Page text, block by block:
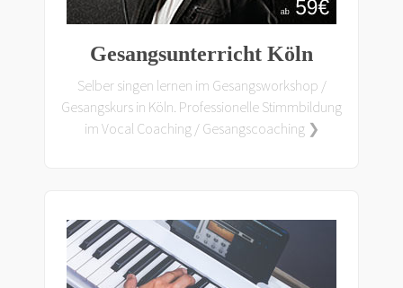
Gesangsunterricht Köln
Selber singen lernen im Gesangsworkshop /
Gesangskurs in Köln. Professionelle Stimmbildung
im Vocal Coaching / Gesangscoaching ❯